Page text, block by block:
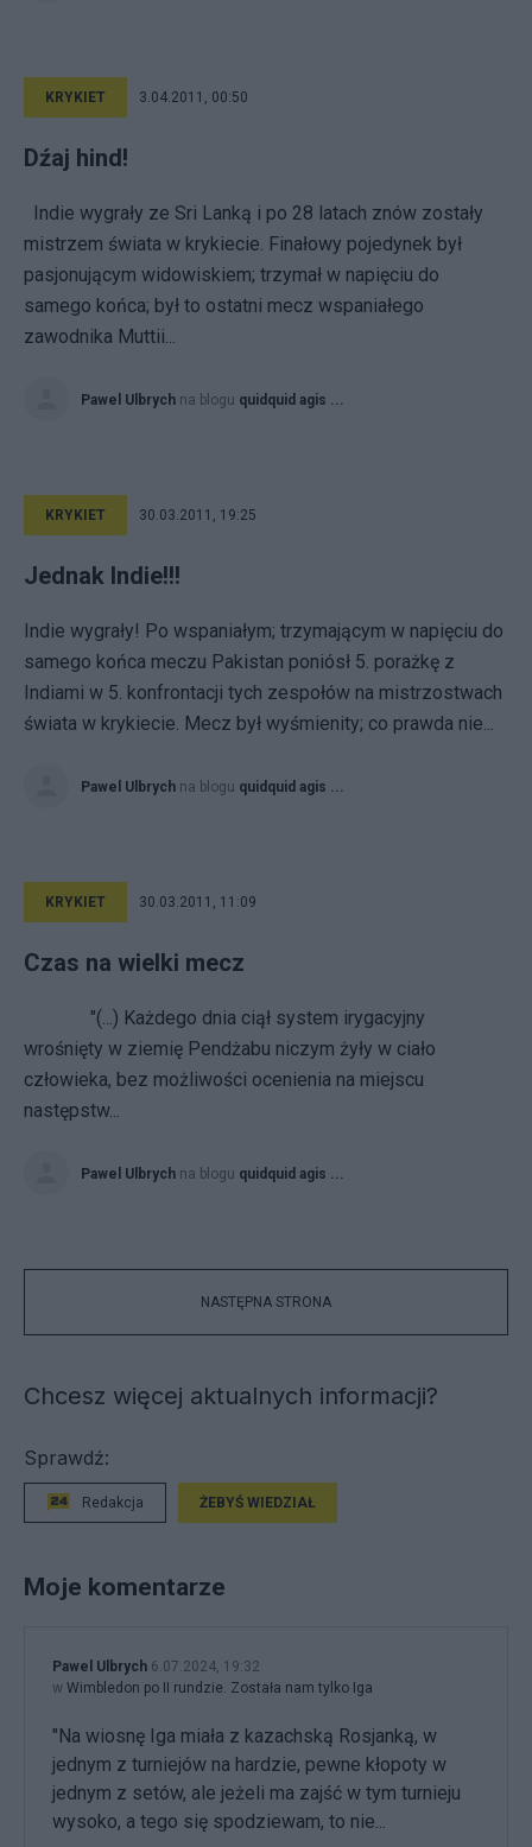
KRYKIET 3.04.2011, 00:50
Dźaj hind!
Indie wygrały ze Sri Lanką i po 28 latach znów zostały
mistrzem świata w krykiecie. Finałowy pojedynek był
pasjonującym widowiskiem; trzymał w napięciu do
samego końca; był to ostatni mecz wspaniałego
zawodnika Muttii...
Pawel Ulbrych na blogu quidquid agis ...
KRYKIET 30.03.2011, 19:25
Jednak Indie!!!
Indie wygrały! Po wspaniałym; trzymającym w napięciu do
samego końca meczu Pakistan poniósł 5. porażkę z
Indiami w 5. konfrontacji tych zespołów na mistrzostwach
świata w krykiecie. Mecz był wyśmienity; co prawda nie...
Pawel Ulbrych na blogu quidquid agis ...
KRYKIET 30.03.2011, 11:09
Czas na wielki mecz
"(...) Każdego dnia ciął system irygacyjny
wrośnięty w ziemię Pendżabu niczym żyły w ciało
człowieka, bez możliwości ocenienia na miejscu
następstw...
Pawel Ulbrych na blogu quidquid agis ...
NASTĘPNA STRONA
Chcesz więcej aktualnych informacji?
Sprawdź:
Redakcja ŻEBYŚ WIEDZIAŁ
Moje komentarze
Pawel Ulbrych 6.07.2024, 19:32
w Wimbledon po II rundzie. Została nam tylko Iga
"Na wiosnę Iga miała z kazachską Rosjanką, w
jednym z turniejów na hardzie, pewne kłopoty w
jednym z setów, ale jeżeli ma zajść w tym turnieju
wysoko, a tego się spodziewam, to nie...